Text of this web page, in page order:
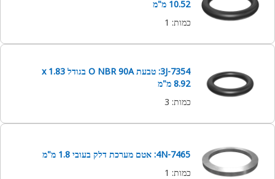
10.52 מ"מ
כמות:
1
3J-7354: טבעת O NBR 90A בגודל 1.83 x
8.92 מ"מ
כמות:
3
4N-7465: אטם מערכת דלק בעובי 1.8 מ"מ
כמות:
1